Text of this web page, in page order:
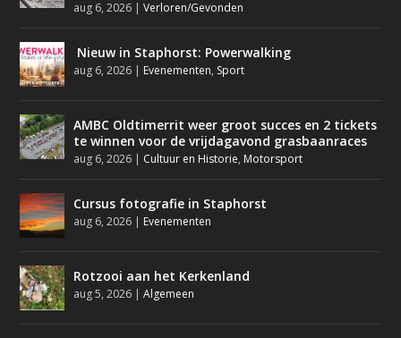
aug 6, 2026 |Verloren/Gevonden
Nieuw in Staphorst: Powerwalking
aug 6, 2026 | Evenementen, Sport
AMBC Oldtimerrit weer groot succes en 2 tickets
te winnen voor de vrijdagavond grasbaanraces
aug 6, 2026 | Cultuur en Historie, Motorsport
Cursus fotografie in Staphorst
aug 6, 2026 | Evenementen
Rotzooi aan het Kerkenland
aug 5, 2026 |Algemeen